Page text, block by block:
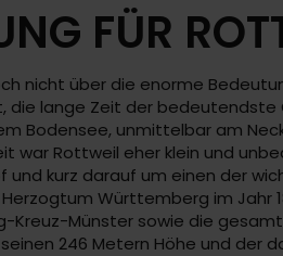
FÜR
nicht über die enorme
lange Zeit der
Bodensee, unmittelbar am
war Rottweil eher klein und
kurz darauf um einen der
Württemberg im Jahr
Münster sowie die
246 Metern Höhe und der